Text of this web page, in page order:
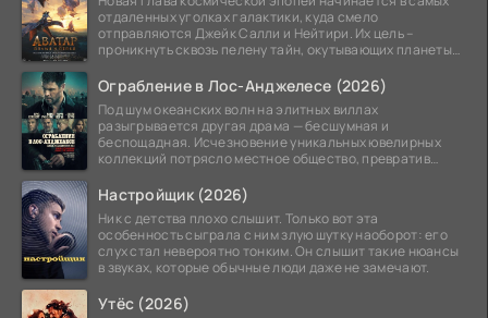
отдаленных уголках галактики, куда смело
отправляются Джейк Салли и Нейтири. Их цель –
проникнуть сквозь пелену тайн, окутывающих планеты
Ограбление в Лос-Анджелесе (2026)
Под шум океанских волн на элитных виллах
разыгрывается другая драма — бесшумная и
беспощадная. Исчезновение уникальных ювелирных
коллекций потрясло местное общество, превратив
Настройщик (2026)
Ник с детства плохо слышит. Только вот эта
особенность сыграла с ним злую шутку наоборот: его
слух стал невероятно тонким. Он слышит такие нюансы
в звуках, которые обычные люди даже не замечают.
Утёс (2026)